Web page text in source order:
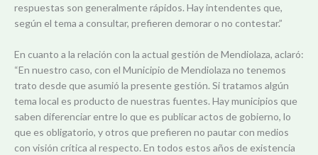
respuestas son generalmente rápidos. Hay intendentes que,
según el tema a consultar, prefieren demorar o no contestar.”
En cuanto a la relación con la actual gestión de Mendiolaza, aclaró:
“En nuestro caso, con el Municipio de Mendiolaza no tenemos
trato desde que asumió la presente gestión. Si tratamos algún
tema local es producto de nuestras fuentes. Hay municipios que
saben diferenciar entre lo que es publicar actos de gobierno, lo
que es obligatorio, y otros que prefieren no pautar con medios
con visión crítica al respecto. En todos estos años de existencia